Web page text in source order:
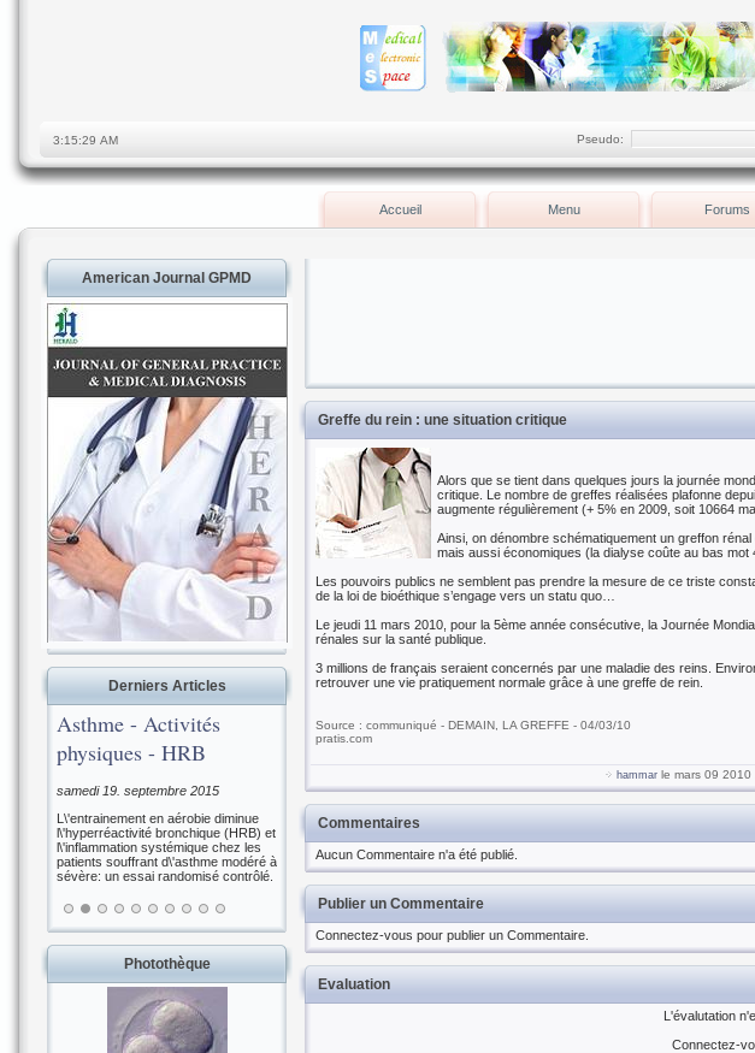
Pseudo:
Accueil Menu Forums
American Journal GPMD
Derniers Articles
Asthme - Activités
physiques - HRB
samedi 19. septembre 2015
L\'entrainement en aérobie diminue
l\'hyperréactivité bronchique (HRB) et
l\'inflammation systémique chez les
patients souffrant d\'asthme modéré à
sévère: un essai randomisé contrôlé.
Photothèque
Greffe du rein : une situation critique
Alors que se tient dans quelques jours la journée
critique. Le nombre de greffes réalisées plafonne
augmente régulièrement (+ 5% en 2009, soit 10664
Ainsi, on dénombre schématiquement un greffon
mais aussi économiques (la dialyse coûte au bas mot
Les pouvoirs publics ne semblent pas prendre la mesure de ce triste
de la loi de bioéthique s’engage vers un statu quo…
Le jeudi 11 mars 2010, pour la 5ème année consécutive, la Journée
rénales sur la santé publique.
3 millions de français seraient concernés par une maladie des reins.
retrouver une vie pratiquement normale grâce à une greffe de rein.
Source : communiqué - DEMAIN, LA GREFFE - 04/03/10
pratis.com
hammar le mars 09 2010
Commentaires
Aucun Commentaire n'a été publié.
Publier un Commentaire
Connectez-vous pour publier un Commentaire.
Evaluation
L'évalutation
Connectez-